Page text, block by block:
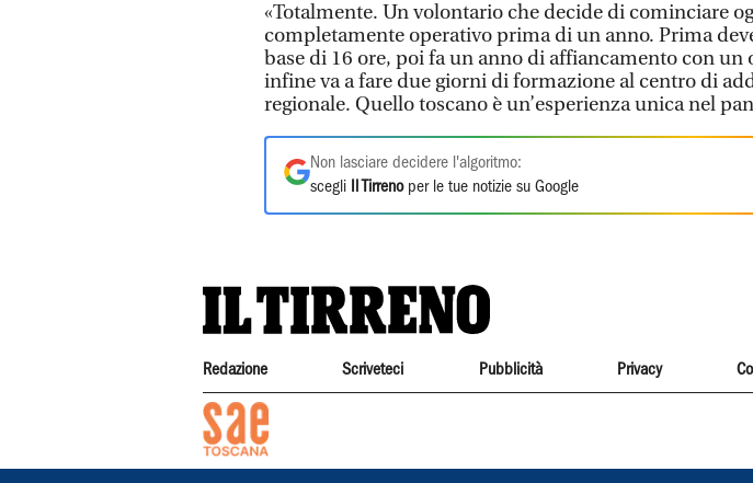
«Totalmente. Un volontario che decide di cominciare
completamente operativo prima di un anno. Prima
base di 16 ore, poi fa un anno di affiancamento con un
infine va a fare due giorni di formazione al centro di
regionale. Quello toscano è un’esperienza unica nel
Non lasciare decidere l'algoritmo:
scegli
Il Tirrenoper le tue notizie su Google
Redazione Scriveteci Pubblicità Privacy